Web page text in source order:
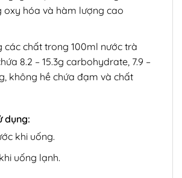
oxy hóa và hàm lượng cao
các chất trong 100ml nước trà
8.2 – 15.3g carbohydrate, 7.9 –
không hề chứa đạm và chất
dụng:
khi uống.
uống lạnh.